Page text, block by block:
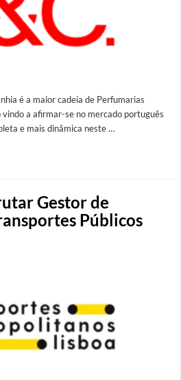
é a maior cadeia de Perfumarias
a afirmar-se no mercado português
e mais dinâmica neste …
Gestor de
Públicos